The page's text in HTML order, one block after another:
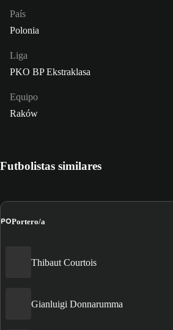
País
Polonia
Liga
PKO BP Ekstraklasa
Equipo
Raków
Futbolistas similares
POPortero/a
Thibaut Courtois
Gianluigi Donnarumma